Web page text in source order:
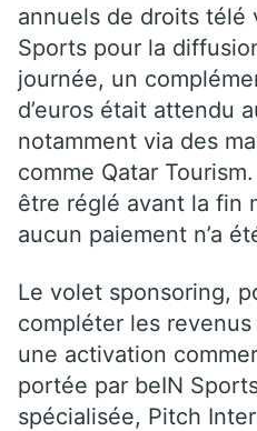
annuels de droits télé
Sports pour la
journée, un
d’euros était attendu
notamment via des
comme Qatar
être réglé avant la fin
aucun paiement n’a
Le volet sponsoring,
compléter les
une activation
portée par beIN
spécialisée, Pitch